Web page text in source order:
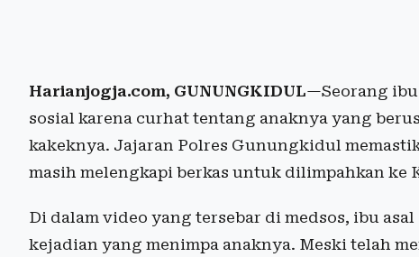
Harianjogja.com, GUNUNGKIDUL—Seorang
sosial karena curhat tentang anaknya yang
kakeknya. Jajaran Polres Gunungkidul
masih melengkapi berkas untuk dilimpahkan ke
Di dalam video yang tersebar di medsos, ibu
kejadian yang menimpa anaknya. Meski telah